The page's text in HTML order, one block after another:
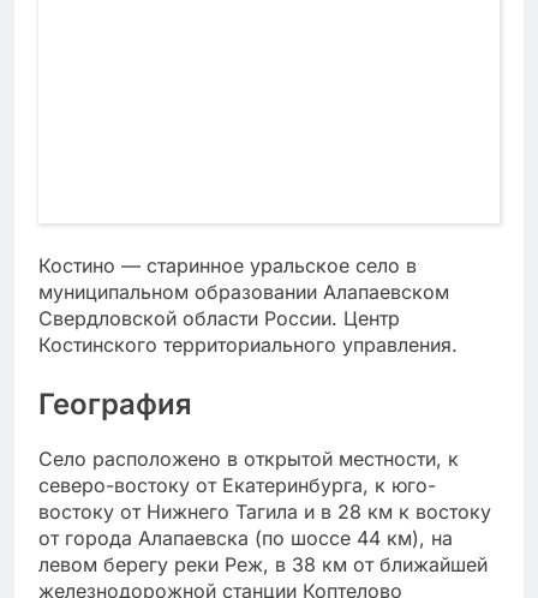
Костино — старинное уральское село в
муниципальном образовании Алапаевском
Свердловской области России. Центр
Костинского территориального управления.
География
Село расположено в открытой местности, к
северо-востоку от Екатеринбурга, к юго-
востоку от Нижнего Тагила и в 28 км к востоку
от города Алапаевска (по шоссе 44 км), на
левом берегу реки Реж, в 38 км от ближайшей
железнодорожной станции Коптелово